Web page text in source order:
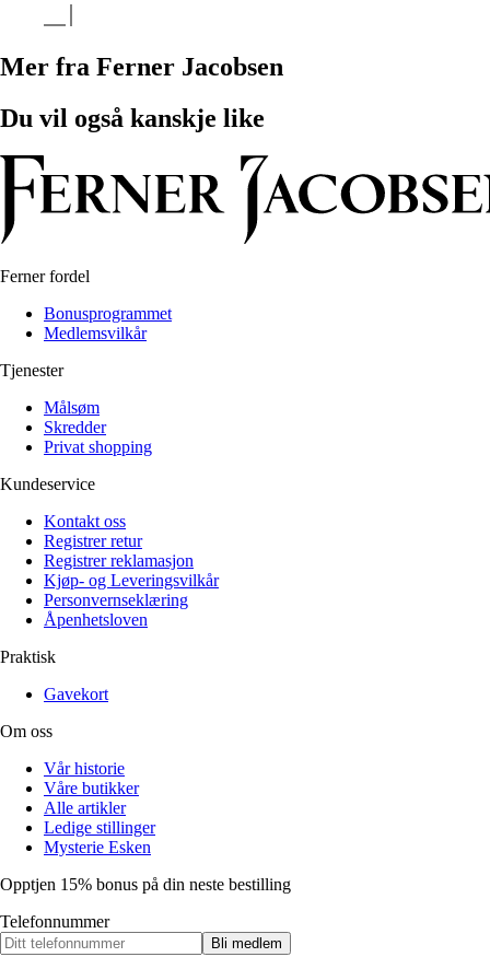
Mer fra Ferner Jacobsen
Du vil også kanskje like
Ferner fordel
Bonusprogrammet
Medlemsvilkår
Tjenester
Målsøm
Skredder
Privat shopping
Kundeservice
Kontakt oss
Registrer retur
Registrer reklamasjon
Kjøp- og Leveringsvilkår
Personvernseklæring
Åpenhetsloven
Praktisk
Gavekort
Om oss
Vår historie
Våre butikker
Alle artikler
Ledige stillinger
Mysterie Esken
Opptjen 15% bonus på din neste bestilling
Telefonnummer
Bli medlem